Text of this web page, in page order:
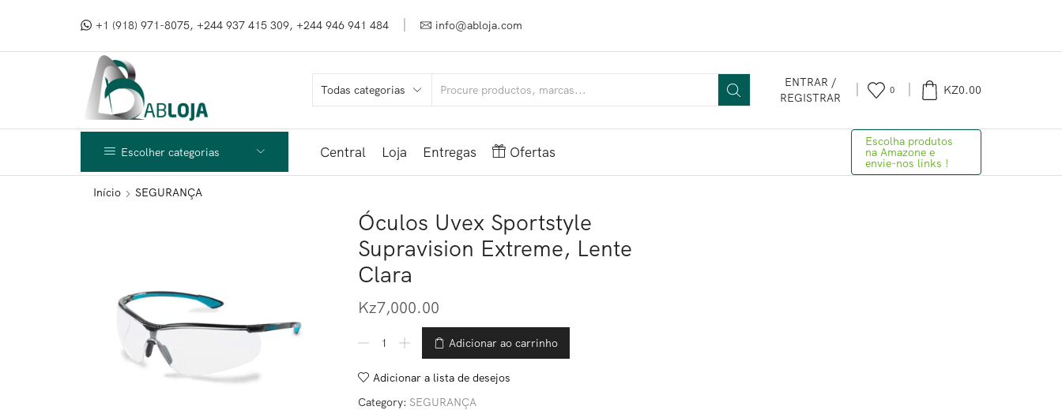
+1 (918) 971-8075, +244 937 415 309, +244 946 941 484 info@abloja.com
ENTRAR /
REGISTRAR
0 KZ0.00
Escolher categorias Central Loja Entregas Ofertas
Escolha produtos
na Amazone e
envie-nos links !
Início SEGURANÇA
Óculos Uvex Sportstyle
Supravision Extreme, Lente
Clara
Kz7,000.00
Adicionar ao carrinho
Adicionar a lista de desejos
Category: SEGURANÇA